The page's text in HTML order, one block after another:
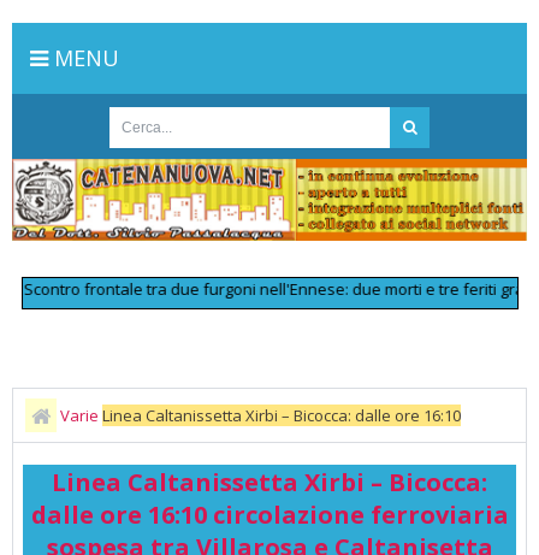
MENU
frontale tra due furgoni nell'Ennese: due morti e tre feriti gravi >>
Varie Linea Caltanissetta Xirbi – Bicocca: dalle ore 16:10
circolazione ferroviaria sospesa tra Villarosa e Caltanisetta Xirbi per
un incidente in corrispondenza di un passaggio a livello
Linea Caltanissetta Xirbi – Bicocca:
dalle ore 16:10 circolazione ferroviaria
sospesa tra Villarosa e Caltanisetta